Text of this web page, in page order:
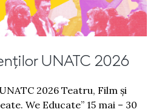
UNATC 2026
2026 Teatru, Film și
We Educate” 15 mai – 30